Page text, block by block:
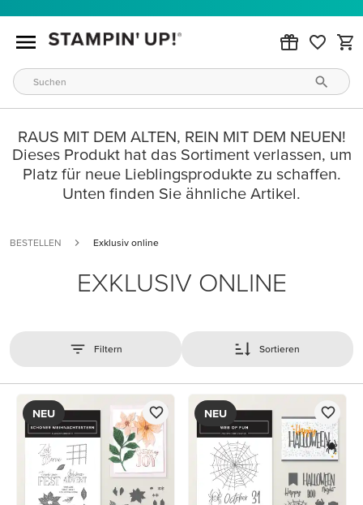
RAUS MIT DEM ALTEN, REIN MIT DEM NEUEN!
Dieses Produkt hat das Sortiment verlassen, um
Platz für neue Lieblingsprodukte zu schaffen.
Unten finden Sie ähnliche Artikel.
BESTELLEN Exklusiv online
EXKLUSIV ONLINE
Filtern Sortieren
NEU NEU